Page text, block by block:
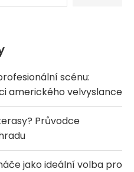
scénu:
amerického velvyslance
Průvodce
jako ideální volba pro